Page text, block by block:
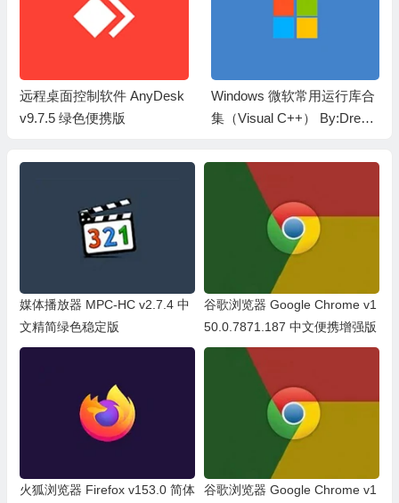
Windows 微软常用运行库合
集（Visual C++） By:Dream
光盘刻录 BurnAware v19.1
绿色单文件（去升级更新中
媒体播放器 MPC-HC v2.7.4 中
文精简绿色稳定版
谷歌浏览器 Google Chrome v1
50.0.7871.187 中文便携增强版
火狐浏览器 Firefox v153.0 简体
谷歌浏览器 Google Chrome v1